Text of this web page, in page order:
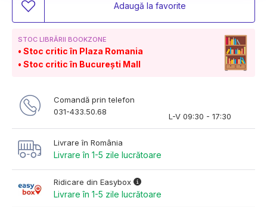
Adaugă la favorite
STOC LIBRĂRII BOOKZONE
Stoc critic în Plaza Romania
Stoc critic în București Mall
Comandă prin telefon
031-433.50.68
L-V 09:30 - 17:30
Livrare în România
Livrare în 1-5 zile lucrătoare
Ridicare din Easybox
Livrare în 1-5 zile lucrătoare